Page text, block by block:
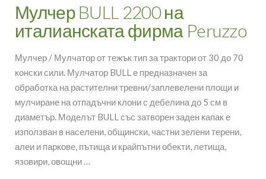
Мулчер BULL 2200 на
италианската фирма Peruzzo
Мулчер / Мулчатор от тежък тип за трактори от 30 до 70
конски сили. Мулчатор BULL е предназначен за
обработка на растителни тревни/заплевелени площи и
мулчиране на отпадъчни клони с дебелина до 5 см в
диаметър. Моделът BULL със затворен заден капак е
използван в населени, общински, частни зелени терени,
алеи и паркове, пътища и крайпътни обекти, летища,
язовири, овощни …